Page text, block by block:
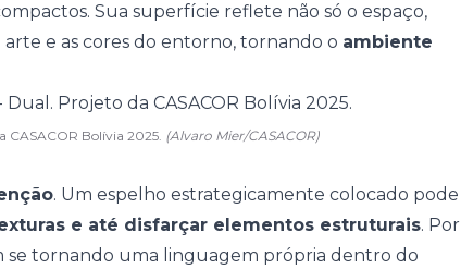
. Sua superfície reflete não só o espaço,
arte e as cores do entorno, tornando o ambiente
CASACOR Bolívia 2025. (Alvaro Mier/CASACOR)
. Um espelho estrategicamente colocado pode
e até disfarçar elementos estruturais. Por
se tornando uma linguagem própria dentro do